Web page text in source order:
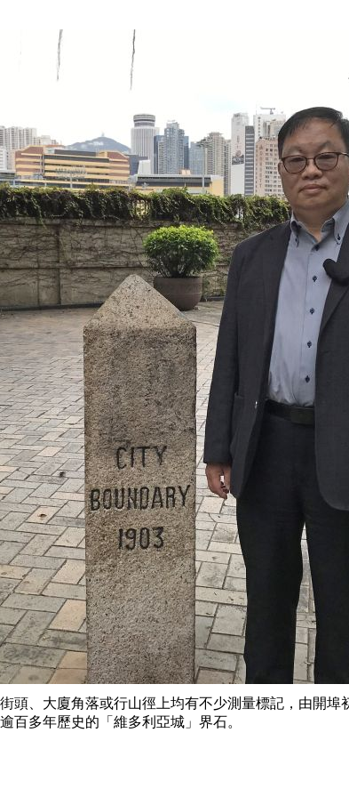
頭、大廈角落或行山徑上均有不少測量標記，由開埠
百多年歷史的「維多利亞城」界石。